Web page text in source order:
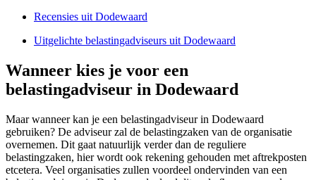
Recensies uit Dodewaard
Uitgelichte belastingadviseurs uit Dodewaard
Wanneer kies je voor een
belastingadviseur in Dodewaard
Maar wanneer kan je een belastingadviseur in Dodewaard
gebruiken? De adviseur zal de belastingzaken van de organisatie
overnemen. Dit gaat natuurlijk verder dan de reguliere
belastingzaken, hier wordt ook rekening gehouden met aftrekposten
etcetera. Veel organisaties zullen voordeel ondervinden van een